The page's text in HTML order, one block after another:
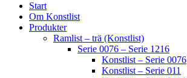
Start
Om Konstlist
Produkter
Ramlist – trä (Konstlist)
Serie 0076 – Serie 1216
Konstlist – Serie 0076
Konstlist – Serie 011